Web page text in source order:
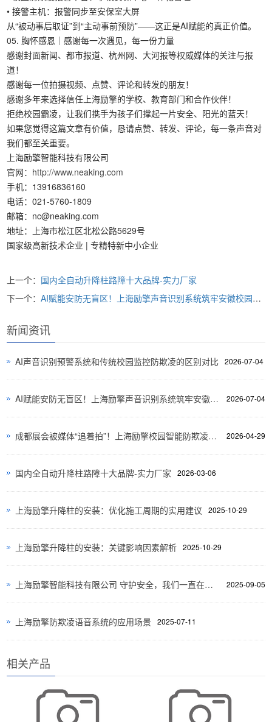
• 接警主机：报警同步至安保室大屏
从“被动事后取证”到“主动事前预防”——这正是AI赋能的真正价值。
05. 胸怀感恩｜感谢每一次遇见，每一份力量
感谢封面新闻、都市报道、杭州网、大河报等权威媒体的关注与报
道！
感谢每一位拍摄视频、点赞、评论和转发的朋友！
感谢多年来选择信任上海励擎的学校、教育部门和合作伙伴！
拒绝校园霸凌，让我们携手为孩子们撑起一片安全、阳光的蓝天！
如果您觉得这篇文章有价值，恳请点赞、转发、评论，每一条声音对
我们都至关重要。
上海励擎智能科技有限公司
官网： http://www.neaking.com
手机：13916836160
电话：021-5760-1809
邮箱：nc@neaking.com
地址：上海市松江区北松公路5629号
国家级高新技术企业 | 专精特新中小企业
上一个： 国内全自动升降柱路障十大品牌-实力厂家
下一个：AI赋能安防无盲区！上海励擎声音识别系统筑牢安徽校园防欺凌防线
新闻资讯
2026-07-04
AI声音识别预警系统和传统校园监控防欺凌的区别对比
2026-07-04
AI赋能安防无盲区！上海励擎声音识别系统筑牢安徽校园防欺凌防线
2026-04-29
成都展会被媒体“追着拍”！上海励擎校园智能防欺凌AI语音报警系统意外爆红
2026-03-06
国内全自动升降柱路障十大品牌-实力厂家
2025-10-29
上海励擎升降柱的安装：优化施工周期的实用建议
2025-10-29
上海励擎升降柱的安装：关键影响因素解析
2025-09-05
上海励擎智能科技有限公司 守护安全，我们一直在路上
2025-07-11
上海励擎防欺凌语音系统的应用场景
相关产品